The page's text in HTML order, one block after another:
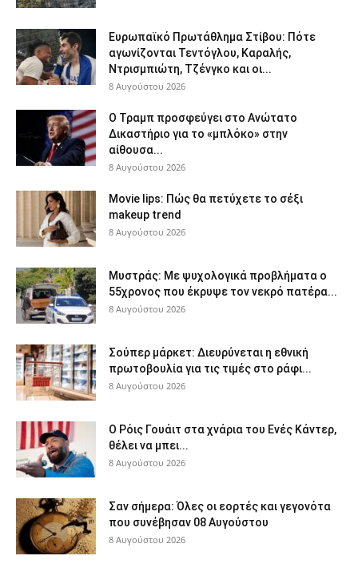
Ευρωπαϊκό Πρωτάθλημα Στίβου: Πότε
αγωνίζονται Τεντόγλου, Καραλής,
Ντρισμπιώτη, Τζένγκο και οι...
8 Αυγούστου 2026
Ο Τραμπ προσφεύγει στο Ανώτατο
Δικαστήριο για το «μπλόκο» στην
αίθουσα...
8 Αυγούστου 2026
Movie lips: Πώς θα πετύχετε το σέξι
makeup trend
8 Αυγούστου 2026
Μυστράς: Με ψυχολογικά προβλήματα ο
55χρονος που έκρυψε τον νεκρό πατέρα...
8 Αυγούστου 2026
Σούπερ μάρκετ: Διευρύνεται η εθνική
πρωτοβουλία για τις τιμές στο ράφι...
8 Αυγούστου 2026
Ο Ρόις Γουάιτ στα χνάρια του Ενές Κάντερ,
θέλει να μπει...
8 Αυγούστου 2026
Σαν σήμερα: Όλες οι εορτές και γεγονότα
που συνέβησαν 08 Αυγούστου
8 Αυγούστου 2026